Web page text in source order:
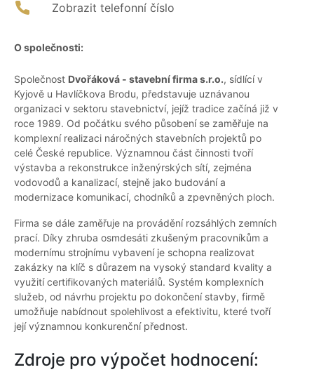
Zobrazit telefonní číslo
O společnosti:
Společnost Dvořáková - stavební firma s.r.o., sídlící v
Kyjově u Havlíčkova Brodu, představuje uznávanou
organizaci v sektoru stavebnictví, jejíž tradice začíná již v
roce 1989. Od počátku svého působení se zaměřuje na
komplexní realizaci náročných stavebních projektů po
celé České republice. Významnou část činnosti tvoří
výstavba a rekonstrukce inženýrských sítí, zejména
vodovodů a kanalizací, stejně jako budování a
modernizace komunikací, chodníků a zpevněných ploch.
Firma se dále zaměřuje na provádění rozsáhlých zemních
prací. Díky zhruba osmdesáti zkušeným pracovníkům a
modernímu strojnímu vybavení je schopna realizovat
zakázky na klíč s důrazem na vysoký standard kvality a
využití certifikovaných materiálů. Systém komplexních
služeb, od návrhu projektu po dokončení stavby, firmě
umožňuje nabídnout spolehlivost a efektivitu, které tvoří
její významnou konkurenční přednost.
Zdroje pro výpočet hodnocení: